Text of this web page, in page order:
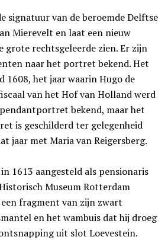
signatuur van de beroemde Delftse
Mierevelt en laat een nieuw
grote rechtsgeleerde zien. Er zijn
naar het portret bekend. Het
1608, het jaar waarin Hugo de
van het Hof van Holland werd
bekend, maar het
is geschilderd ter gelegenheid
jaar met Maria van Reigersberg.
1613 aangesteld als pensionaris
Museum Rotterdam
fragment van zijn zwart
en het wambuis dat hij droeg
uit slot Loevestein.